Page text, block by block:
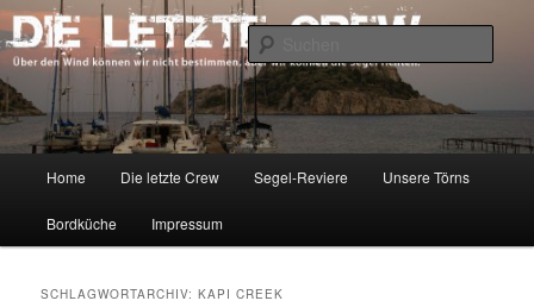
Zum
primären
Inhalt
springen
Zum
sekundären
Inhalt
springenDIE LETZTE CREW
Über den Wind können wir nicht bestimmen, aber wir können die Segel
richten.
Home Die letzte Crew Segel-Reviere Unsere Törns
Bordküche Impressum
SCHLAGWORTARCHIV:KAPI CREEK